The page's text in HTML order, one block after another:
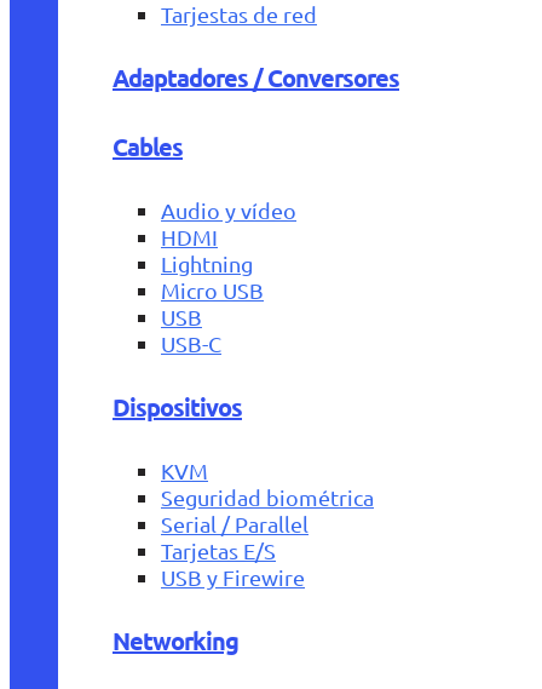
Tarjestas de red
Adaptadores / Conversores
Cables
Audio y vídeo
HDMI
Lightning
Micro USB
USB
USB-C
Dispositivos
KVM
Seguridad biométrica
Serial / Parallel
Tarjetas E/S
USB y Firewire
Networking